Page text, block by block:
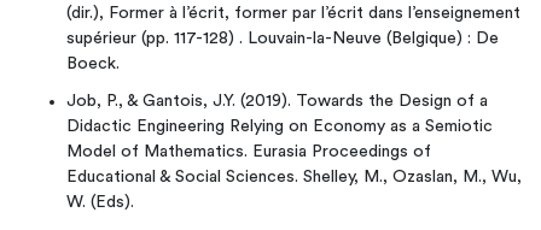
(dir.), Former à l’écrit, former par l’écrit dans l’enseignement
supérieur (pp. 117-128) . Louvain-la-Neuve (Belgique) : De
Boeck.
Job, P., & Gantois, J.Y. (2019). Towards the Design of a
Didactic Engineering Relying on Economy as a Semiotic
Model of Mathematics. Eurasia Proceedings of
Educational & Social Sciences. Shelley, M., Ozaslan, M., Wu,
W. (Eds).